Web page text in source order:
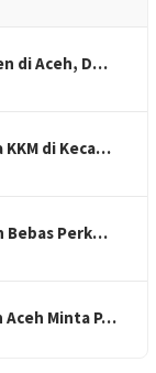
di Aceh, D…
KKM di Keca…
Bebas Perk…
Aceh Minta P…